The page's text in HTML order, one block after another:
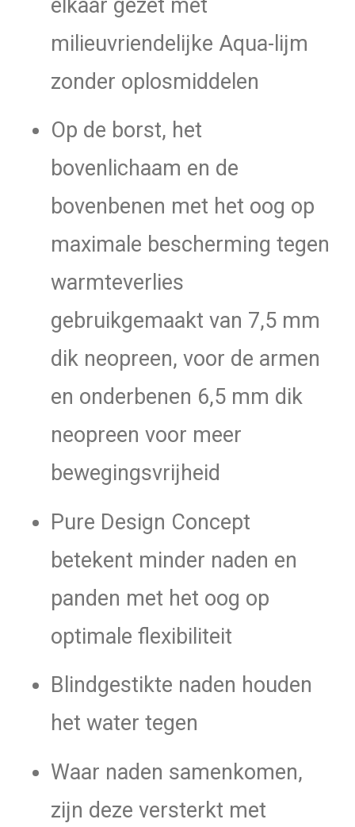
elkaar gezet met
milieuvriendelijke Aqua-lijm
zonder oplosmiddelen
Op de borst, het
bovenlichaam en de
bovenbenen met het oog op
maximale bescherming tegen
warmteverlies
gebruikgemaakt van 7,5 mm
dik neopreen, voor de armen
en onderbenen 6,5 mm dik
neopreen voor meer
bewegingsvrijheid
Pure Design Concept
betekent minder naden en
panden met het oog op
optimale flexibiliteit
Blindgestikte naden houden
het water tegen
Waar naden samenkomen,
zijn deze versterkt met